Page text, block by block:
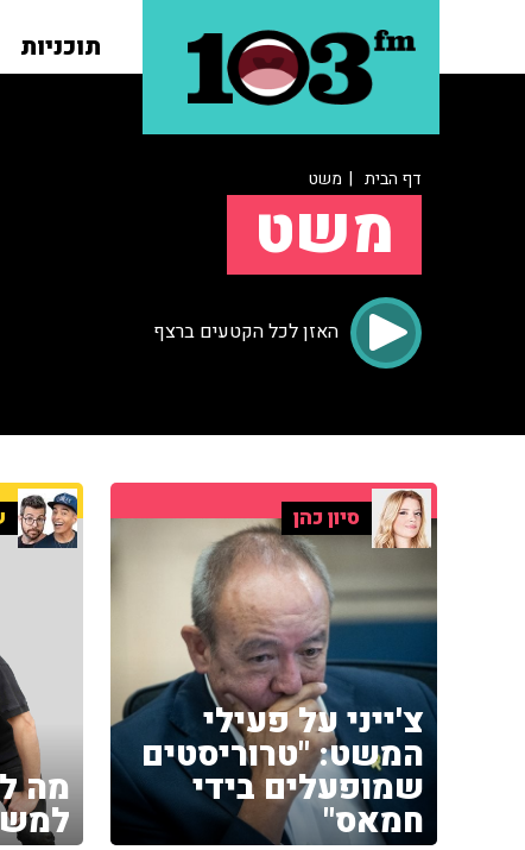
תוכניות
דף הבית | משט
משט
האזן לכל הקטעים ברצף
סיון כהן
צ'ייני על פעילי
המשט: "טרוריסטים
שמופעלים בידי
חמאס"
מה